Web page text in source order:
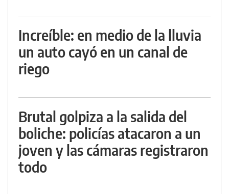
Increíble: en medio de la lluvia
un auto cayó en un canal de
riego
Brutal golpiza a la salida del
boliche: policías atacaron a un
joven y las cámaras registraron
todo